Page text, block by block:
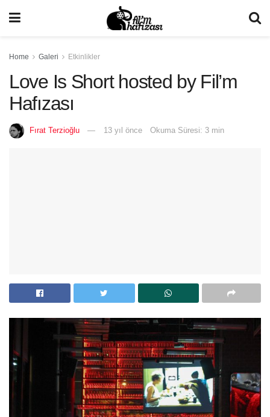
Home Galeri Etkinlikler
Love Is Short hosted by Fil’m
Hafızası
Fırat Terzioğlu 13 yıl önce Okuma Süresi: 3 min